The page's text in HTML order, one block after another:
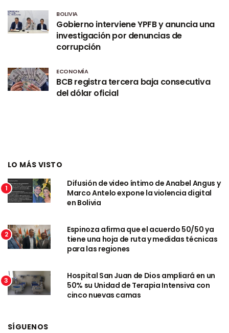
BOLIVIA
Gobierno interviene YPFB y anuncia una
investigación por denuncias de
corrupción
ECONOMÍA
BCB registra tercera baja consecutiva
del dólar oficial
LO MÁS VISTO
1
Difusión de video íntimo de Anabel Angus y
Marco Antelo expone la violencia digital
en Bolivia
2
Espinoza afirma que el acuerdo 50/50 ya
tiene una hoja de ruta y medidas técnicas
para las regiones
3
Hospital San Juan de Dios ampliará en un
50% su Unidad de Terapia Intensiva con
cinco nuevas camas
SÍGUENOS